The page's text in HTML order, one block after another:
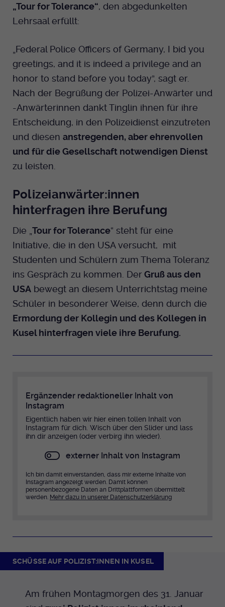
„Tour for Tolerance“, den abgedunkelten
Lehrsaal erfüllt:
„Federal Police Officers of Germany, I bid you
greetings, and it is indeed a privilege and an
honor to stand before you today”, sagt er.
Nach der Begrüßung der Polizei-Anwärter und
-Anwärterinnen dankt Tinglin ihnen für ihre
Entscheidung, in den Polizeidienst einzutreten
und diesen anstregenden, aber ehrenvollen
und für die Gesellschaft notwendigen Dienst
zu leisten.
Polizeianwärter:innen
hinterfragen ihre Berufung
Die „ Tour for Tolerance“ steht für eine
Initiative, die in den USA versucht, mit
Studenten und Schülern zum Thema Toleranz
ins Gespräch zu kommen. Der Gruß aus den
USA bewegt an diesem Unterrichtstag meine
Schüler in besonderer Weise, denn durch die
Ermordung der Kollegin und des Kollegen in
Kusel hinterfragen viele ihre Berufung.
Ergänzender redaktioneller Inhalt von
Instagram
Eigentlich haben wir hier einen tollen Inhalt von
Instagram für dich. Wisch über den Slider und lass
ihn dir anzeigen (oder verbirg ihn wieder).
externer Inhalt von Instagram
Ich bin damit einverstanden, dass mir externe Inhalte von
Instagram angezeigt werden. Damit können
personenbezogene Daten an Drittplattformen übermittelt
werden. Mehr dazu in unserer Datenschutzerklärung
SCHÜSSE AUF POLIZIST:INNEN IN KUSEL
Am frühen Montagmorgen des 31. Januar
Dient zur Speicherung der Cookie Opt-In
Versionsnummer an.